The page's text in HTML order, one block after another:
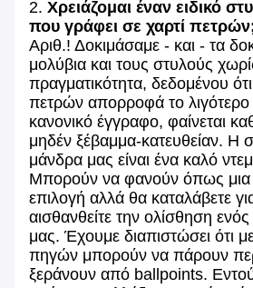
2. Χρειάζομαι έναν ειδικό
που γράφει σε χαρτί
Αριθ.! Δοκιμάσαμε - και - τα
μολύβια και τους στυλούς
πραγματικότητα, δεδομένου
πετρών απορροφά το λιγότερο
κανονικό έγγραφο, φαίνεται
μηδέν ξέβαμμα-κατευθείαν. Η
μάνδρα μας είναι ένα καλό
Μπορούν να φανούν όπως μια
επιλογή αλλά θα καταλάβετε
αισθανθείτε την ολίσθηση
μας. Έχουμε διαπιστώσει ότι
πηγών μπορούν να πάρουν
ξεράνουν από ballpoints.